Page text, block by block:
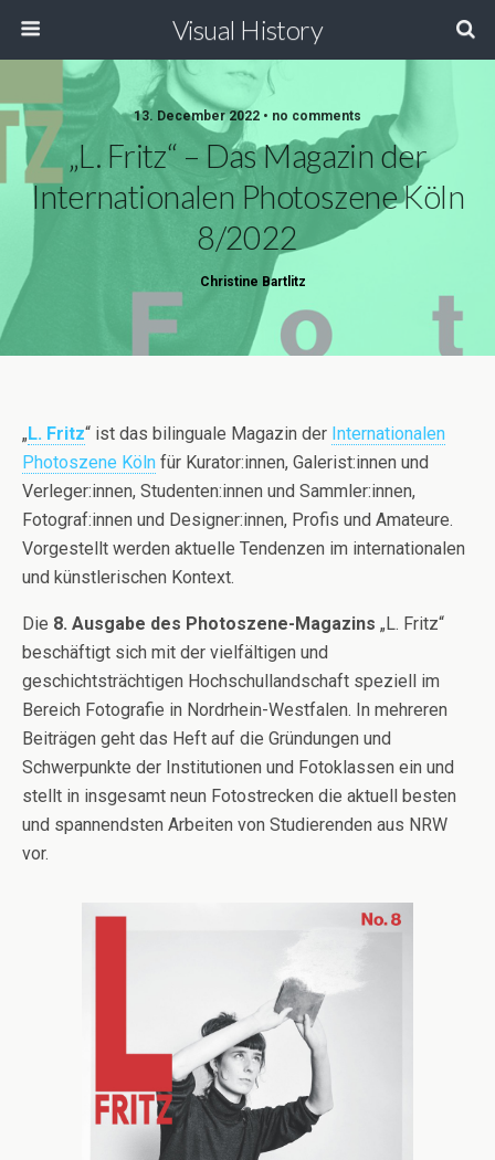
Visual History
13. December 2022 • no comments
„L. Fritz“ – Das Magazin der
Internationalen Photoszene Köln
8/2022
Christine Bartlitz
„L. Fritz“ ist das bilinguale Magazin der Internationalen
Photoszene Köln für Kurator:innen, Galerist:innen und
Verleger:innen, Studenten:innen und Sammler:innen,
Fotograf:innen und Designer:innen, Profis und Amateure.
Vorgestellt werden aktuelle Tendenzen im internationalen
und künstlerischen Kontext.
Die 8. Ausgabe des Photoszene-Magazins „L. Fritz“
beschäftigt sich mit der vielfältigen und
geschichtsträchtigen Hochschullandschaft speziell im
Bereich Fotografie in Nordrhein-Westfalen. In mehreren
Beiträgen geht das Heft auf die Gründungen und
Schwerpunkte der Institutionen und Fotoklassen ein und
stellt in insgesamt neun Fotostrecken die aktuell besten
und spannendsten Arbeiten von Studierenden aus NRW
vor.